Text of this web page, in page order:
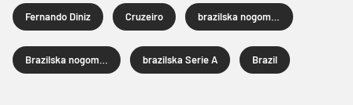
Fernando Diniz Cruzeiro
brazilska Serie A Brazil